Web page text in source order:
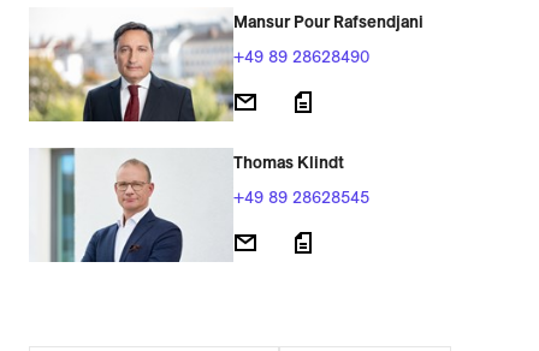
Mansur Pour Rafsendjani
+49 89 28628490
Thomas Klindt
+49 89 28628545